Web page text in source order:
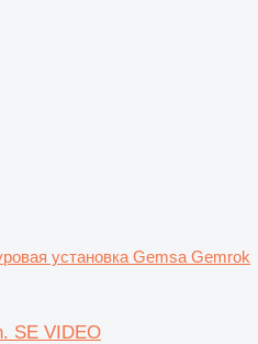
установка Gemsa Gemrok
SE VIDEO